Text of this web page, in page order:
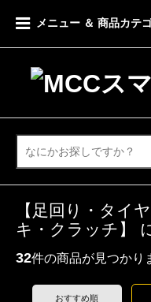
メニュー ＆ 商品カテ
【足回り・タイ
キ・クラッチ】
32件の商品が見つかり
おすすめ順